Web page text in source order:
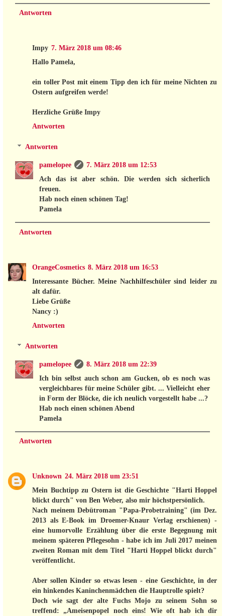
Antworten
Impy 7. März 2018 um 08:46
Hallo Pamela,
ein toller Post mit einem Tipp den ich für meine Nichten zu
Ostern aufgreifen werde!
Herzliche Grüße Impy
Antworten
Antworten
pamelopee
7. März 2018 um 12:53
Ach das ist aber schön. Die werden sich sicherlich
freuen.
Hab noch einen schönen Tag!
Pamela
Antworten
OrangeCosmetics 8. März 2018 um 16:53
Interessante Bücher. Meine Nachhilfeschüler sind leider zu
alt dafür.
Liebe Grüße
Nancy :)
Antworten
Antworten
pamelopee
8. März 2018 um 22:39
Ich bin selbst auch schon am Gucken, ob es noch was
vergleichbares für meine Schüler gibt. ... Vielleicht eher
in Form der Blöcke, die ich neulich vorgestellt habe ...?
Hab noch einen schönen Abend
Pamela
Antworten
Unknown 24. März 2018 um 23:51
Mein Buchtipp zu Ostern ist die Geschichte "Harti Hoppel
blickt durch" von Ben Weber, also mir höchstpersönlich.
Nach meinem Debütroman "Papa-Probetraining" (im Dez.
2013 als E-Book im Droemer-Knaur Verlag erschienen) -
eine humorvolle Erzählung über die erste Begegnung mit
meinem späteren Pflegesohn - habe ich im Juli 2017 meinen
zweiten Roman mit dem Titel "Harti Hoppel blickt durch"
veröffentlicht.
Aber sollen Kinder so etwas lesen - eine Geschichte, in der
ein hinkendes Kaninchenmädchen die Hauptrolle spielt?
Doch wie sagt der alte Fuchs Mojo zu seinem Sohn so
treffend: „Ameisenpopel noch eins! Wie oft hab ich dir